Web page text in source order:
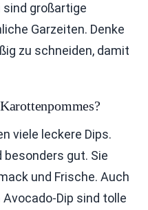
großartige
Garzeiten. Denke
zu schneiden, damit
viele leckere Dips.
gut. Sie
und Frische. Auch
Dip sind tolle